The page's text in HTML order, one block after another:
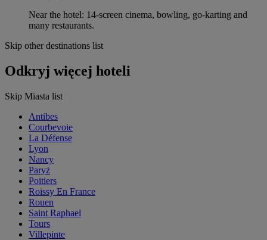
Near the hotel: 14-screen cinema, bowling, go-karting and
many restaurants.
Skip other destinations list
Odkryj więcej hoteli
Skip Miasta list
Antibes
Courbevoie
La Défense
Lyon
Nancy
Paryż
Poitiers
Roissy En France
Rouen
Saint Raphael
Tours
Villepinte